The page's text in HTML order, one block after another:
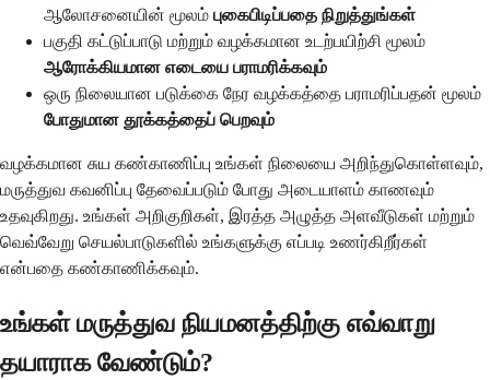
ஆலோசனையின் மூலம் புகைபிடிப்பதை நிறுத்துங்கள்
பகுதி கட்டுப்பாடு மற்றும் வழக்கமான உடற்பயிற்சி மூலம்
ஆரோக்கியமான எடையை பராமரிக்கவும்
ஒரு நிலையான படுக்கை நேர வழக்கத்தை பராமரிப்பதன் மூலம்
போதுமான தூக்கத்தைப் பெறவும்
வழக்கமான சுய கண்காணிப்பு உங்கள் நிலையை அறிந்துகொள்ளவும்,
மருத்துவ கவனிப்பு தேவைப்படும் போது அடையாளம் காணவும்
உதவுகிறது. உங்கள் அறிகுறிகள், இரத்த அழுத்த அளவீடுகள் மற்றும்
வெவ்வேறு செயல்பாடுகளில் உங்களுக்கு எப்படி உணர்கிறீர்கள்
என்பதை கண்காணிக்கவும்.
உங்கள் மருத்துவ நியமனத்திற்கு எவ்வாறு
தயாராக வேண்டும்?